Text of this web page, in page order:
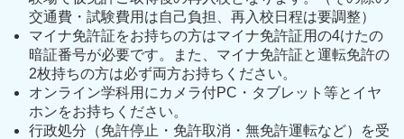
交通費・試験費用は自己負担、再入校日程は要調整）
マイナ免許証をお持ちの方はマイナ免許証用の4けたの
暗証番号が必要です。また、マイナ免許証と運転免許の
2枚持ちの方は必ず両方お持ちください。
オンライン学科用にカメラ付PC・タブレット等とイヤ
ホンをお持ちください。
行政処分（免許停止・免許取消・無免許運転など）を受